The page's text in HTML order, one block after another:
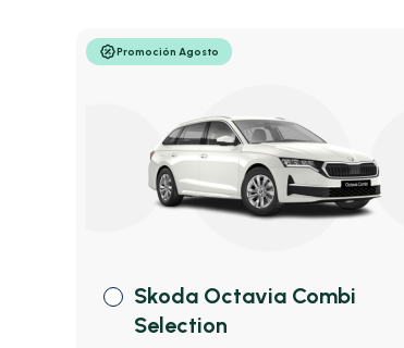
Promoción Agosto
Skoda Octavia Combi
Selection